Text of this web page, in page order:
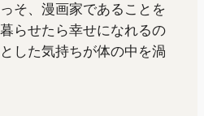
そ、漫画家であることを
らせたら幸せになれるの
した気持ちが体の中を渦